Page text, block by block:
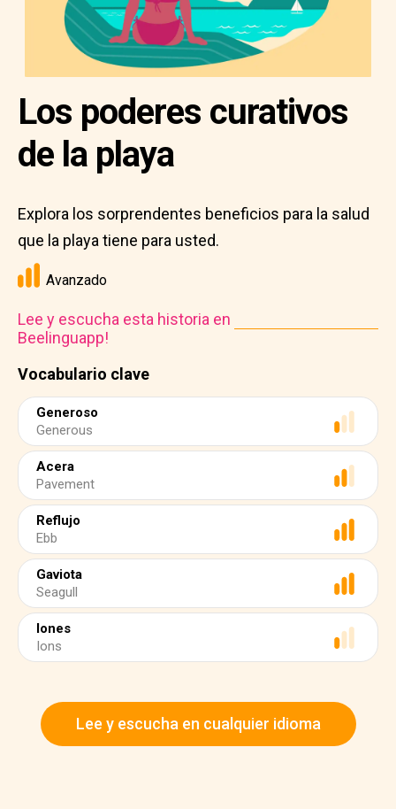
Vocabulario clave
Generoso
Generous
Acera
Pavement
Reflujo
Ebb
Gaviota
Seagull
Iones
Ions
Los poderes curativos
de la playa
Explora los sorprendentes beneficios para la salud
que la playa tiene para usted.
Avanzado
Lee y escucha esta historia en
Beelinguapp!
Lee y escucha en cualquier idioma